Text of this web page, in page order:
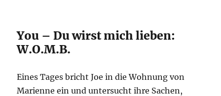
You – Du wirst mich lieben:
W.O.M.B.
Eines Tages bricht Joe in die Wohnung von
Marienne ein und untersucht ihre Sachen,